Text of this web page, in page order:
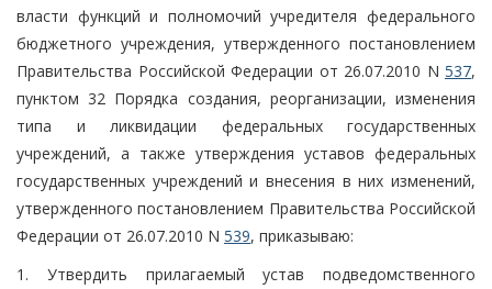
власти функций и полномочий учредителя федерального
бюджетного учреждения, утвержденного постановлением
Правительства Российской Федерации от 26.07.2010 N 537,
пунктом 32 Порядка создания, реорганизации, изменения
типа и ликвидации федеральных государственных
учреждений, а также утверждения уставов федеральных
государственных учреждений и внесения в них изменений,
утвержденного постановлением Правительства Российской
Федерации от 26.07.2010 N 539, приказываю:
1. Утвердить прилагаемый устав подведомственного